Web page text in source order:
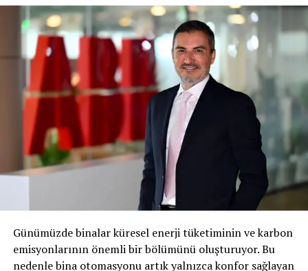
EX60 dış görünümde büyük kardeşi EX90’a yakın bir
çizgi taşıyor. Otomobilde önde kapalı panjur ve
bölünmüş farlar, arkada dikey stoplarVolvo
imzasını koruyor. En ilginç detay ise kapı kollarında. Gizli
kollar yerine, camların alt kısmına yerleştirilmiş küçük
kanat şeklinde bir tasarım kullanılıyor.
Volvo bu tasarımın aerodinamiğe katkı sunduğunu ve
sürtünme katsayısının 0,26 Cd seviyesine indiğini
vurguluyor. Cross Country versiyonu 21 inç özel jantlar,
koruma plakaları ve geniş çamurluklarla daha “sert” bir
karaktere sahip. Havalı süspansiyon da yüksek hızlarda
aracı otomatik alçaltarak verimliliği artırıyor.
Günümüzde binalar küresel enerji tüketiminin ve karbon
emisyonlarının önemli bir bölümünü oluşturuyor. Bu
nedenle bina otomasyonu artık yalnızca konfor sağlayan